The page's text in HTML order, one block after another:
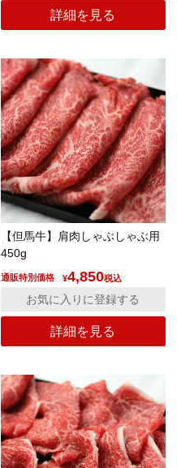
詳細を見る
【但馬牛】肩肉しゃぶしゃぶ用
450g
通販特別価格 ¥4,850税込
詳細を見る
お気に入りに登録する